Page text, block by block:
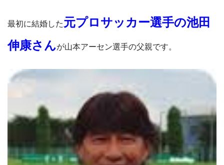
最初に結婚した元プロサッカー選手の池田
伸康さんが山本アーセン選手の父親です。